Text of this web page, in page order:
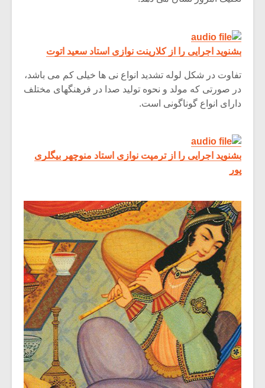
بشنوید اجرایی را از کلارینت نوازی استاد سعید اتوت
تفاوت در شکل لوله تشدید انواع نی ها خیلی کم می باشد،
در صورتی که مولد و نحوه تولید صدا در فرهنگهای مختلف
دارای انواع گوناگونی است.
بشنوید اجرایی را از ترمپت نوازی استاد منوچهر بیگلری
پور